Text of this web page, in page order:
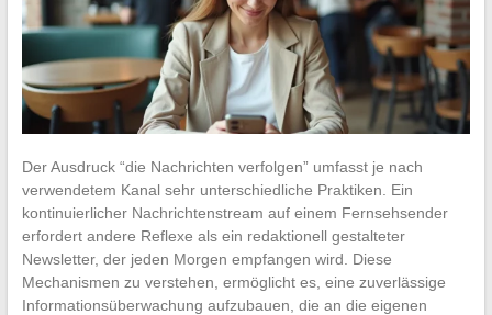
Der Ausdruck “die Nachrichten verfolgen” umfasst je nach
verwendetem Kanal sehr unterschiedliche Praktiken. Ein
kontinuierlicher Nachrichtenstream auf einem Fernsehsender
erfordert andere Reflexe als ein redaktionell gestalteter
Newsletter, der jeden Morgen empfangen wird. Diese
Mechanismen zu verstehen, ermöglicht es, eine zuverlässige
Informationsüberwachung aufzubauen, die an die eigenen